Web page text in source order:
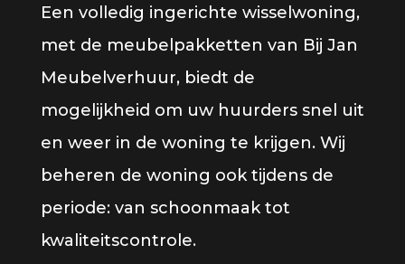
Een volledig ingerichte wisselwoning,
met de meubelpakketten van Bij Jan
Meubelverhuur, biedt de
mogelijkheid om uw huurders snel uit
en weer in de woning te krijgen. Wij
beheren de woning ook tijdens de
periode: van schoonmaak tot
kwaliteitscontrole.